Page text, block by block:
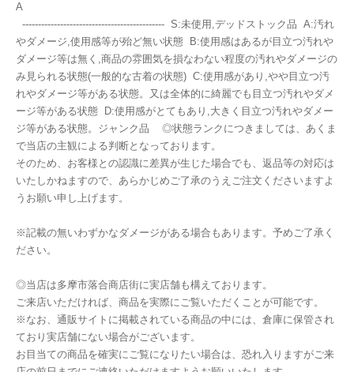
A
--------------------------------------------- S:未使用,デッドストック品 A:汚れ
やダメージ,使用感等が殆ど無い状態 B:使用感はあるが目立つ汚れや
ダメージ等は無く,商品の雰囲気を損なわない程度の汚れやダメージの
み見られる状態(一般的な古着の状態) C:使用感があり,やや目立つ汚
れやダメージ等がある状態。又は全体的に綺麗でも目立つ汚れやダメ
ージ等がある状態 D:使用感がとてもあり,大きく目立つ汚れやダメー
ジ等がある状態。ジャンク品 ◎状態ランクにつきましては、あくま
で当店の主観による判断となっております。
そのため、お客様との認識に差異が生じた場合でも、返品等の対応は
いたしかねますので、あらかじめご了承のうえご注文くださいますよ
うお願い申し上げます。
※記載の無いわずかなダメージがある場合もあります。予めご了承く
ださい。
◎当店は多摩市落合商店街に実店舗も構えております。
ご来店いただければ、商品を実際にご覧いただくことが可能です。
※なお、通販サイトに掲載されている商品の中には、倉庫に保管され
ており実店舗にない場合がございます。
お目当ての商品を確実にご覧になりたい場合は、恐れ入りますがご来